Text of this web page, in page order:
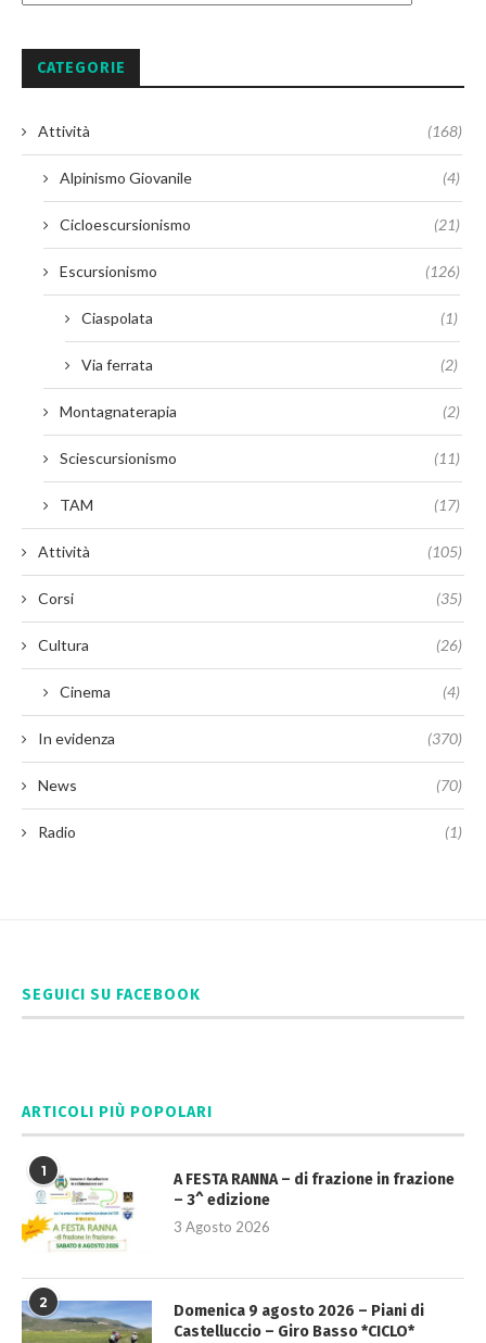
CATEGORIE
Attività (168)
Alpinismo Giovanile (4)
Cicloescursionismo (21)
Escursionismo (126)
Ciaspolata (1)
Via ferrata (2)
Montagnaterapia (2)
Sciescursionismo (11)
TAM (17)
Attività (105)
Corsi (35)
Cultura (26)
Cinema (4)
In evidenza (370)
News (70)
Radio (1)
SEGUICI SU FACEBOOK
ARTICOLI PIÙ POPOLARI
1
A FESTA RANNA – di frazione in frazione
– 3^ edizione
3 Agosto 2026
2
Domenica 9 agosto 2026 – Piani di
Castelluccio – Giro Basso *CICLO*